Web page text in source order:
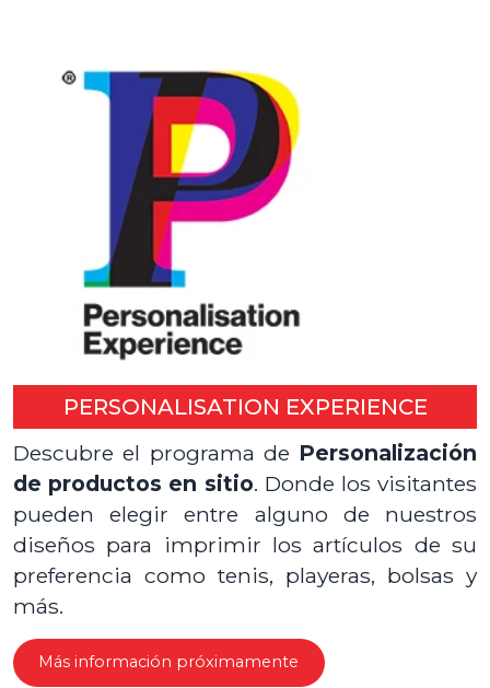
PERSONALISATION EXPERIENCE
Descubre el programa de Personalización
de productos en sitio. Donde los visitantes
pueden elegir entre alguno de nuestros
diseños para imprimir los artículos de su
preferencia como tenis, playeras, bolsas y
más.
Más información próximamente